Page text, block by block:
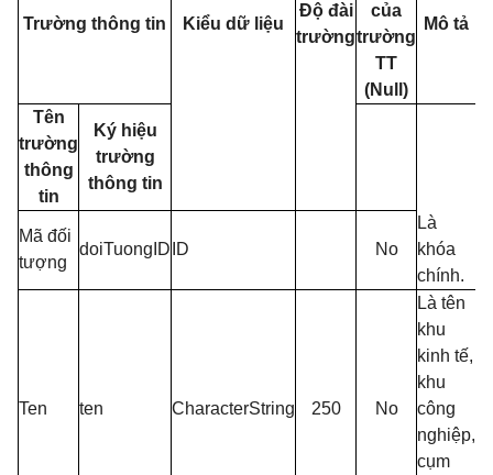
Trường thông tin Kiểu dữ liệu
Độ đài
trường
của
trường
TT
(Null)
Mô tả
Tên
trường
thông
tin
Ký hiệu
trường
thông tin
Mã đối
tượng
doiTuongID ID No
Là
khóa
chính.
Ten ten CharacterString 250 No
Là tên
khu
kinh tế,
khu
công
nghiệp,
cụm